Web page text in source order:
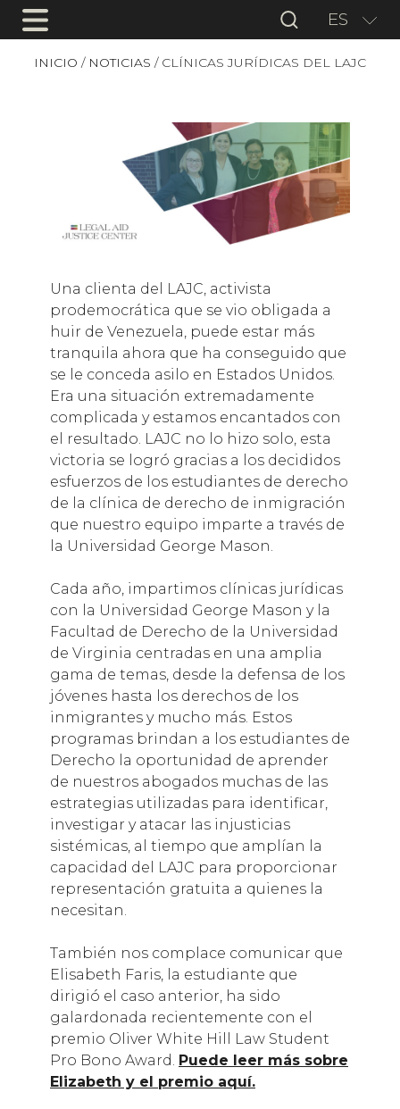
ES
INICIO / NOTICIAS / CLÍNICAS JURÍDICAS DEL LAJC
Una clienta del LAJC, activista
prodemocrática que se vio obligada a
huir de Venezuela, puede estar más
tranquila ahora que ha conseguido que
se le conceda asilo en Estados Unidos.
Era una situación extremadamente
complicada y estamos encantados con
el resultado. LAJC no lo hizo solo, esta
victoria se logró gracias a los decididos
esfuerzos de los estudiantes de derecho
de la clínica de derecho de inmigración
que nuestro equipo imparte a través de
la Universidad George Mason.
Cada año, impartimos clínicas jurídicas
con la Universidad George Mason y la
Facultad de Derecho de la Universidad
de Virginia centradas en una amplia
gama de temas, desde la defensa de los
jóvenes hasta los derechos de los
inmigrantes y mucho más. Estos
programas brindan a los estudiantes de
Derecho la oportunidad de aprender
de nuestros abogados muchas de las
estrategias utilizadas para identificar,
investigar y atacar las injusticias
sistémicas, al tiempo que amplían la
capacidad del LAJC para proporcionar
representación gratuita a quienes la
necesitan.
También nos complace comunicar que
Elisabeth Faris, la estudiante que
dirigió el caso anterior, ha sido
galardonada recientemente con el
premio Oliver White Hill Law Student
Pro Bono Award. Puede leer más sobre
Elizabeth y el premio aquí.